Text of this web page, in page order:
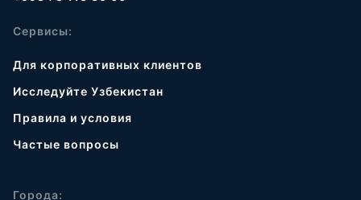
Сервисы:
Для корпоративных клиентов
Исследуйте Узбекистан
Правила и условия
Частые вопросы
Города: